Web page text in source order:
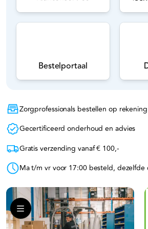
Bestelportaal
Zorgprofessionals bestellen op rekening
Gecertificeerd onderhoud en advies
Gratis verzending vanaf € 100,-
Ma t/m vr voor 17:00 besteld, dezelfde